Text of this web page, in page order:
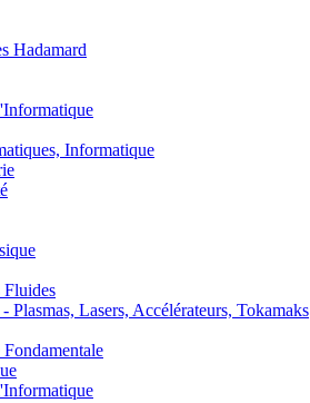
Hadamard
Informatique
Lasers, Accélérateurs, Tokamaks